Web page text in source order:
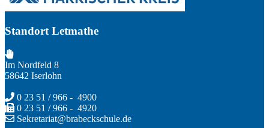
Standort Letmathe
Im Nordfeld 8
58642 Iserlohn
0 23 51 / 966 - 4900
0 23 51 / 966 - 4920
Sekretariat@brabeckschule.de